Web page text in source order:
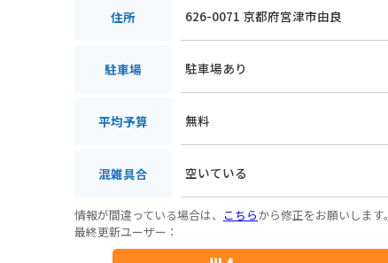
住所 626-0071 京都府宮津市由良
駐車場 駐車場あり
平均予算 無料
混雑具合 空いている
情報が間違っている場合は、 こちらから修正をお願いします。
最終更新ユーザー：